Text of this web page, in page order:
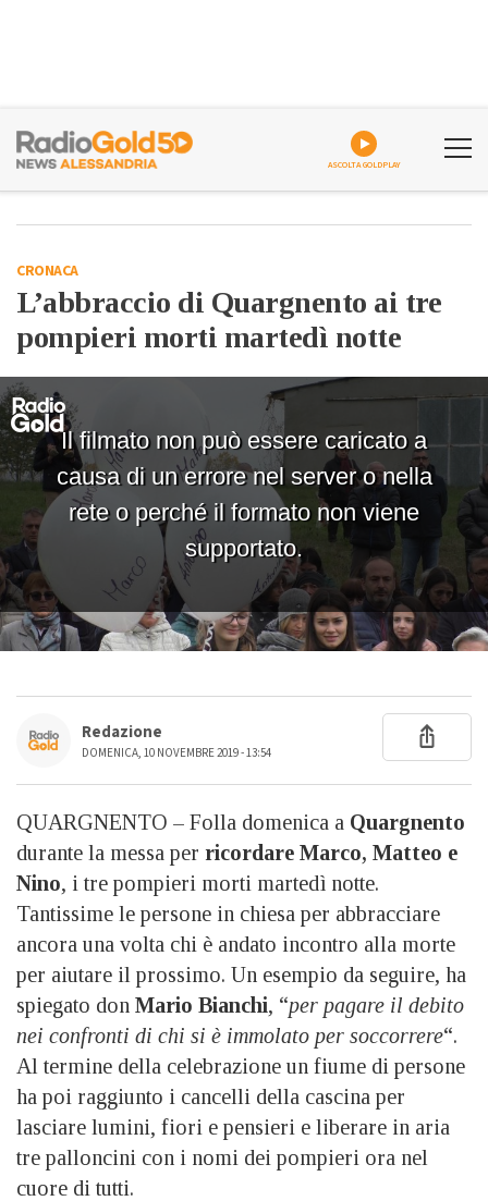
ASCOLTA GOLDPLAY
CRONACA
L’abbraccio di Quargnento ai tre
pompieri morti martedì notte
Redazione
DOMENICA, 10 NOVEMBRE 2019 - 13:54
QUARGNENTO – Folla domenica a Quargnento
durante la messa per ricordare Marco, Matteo e
Nino, i tre pompieri morti martedì notte.
Tantissime le persone in chiesa per abbracciare
ancora una volta chi è andato incontro alla morte
per aiutare il prossimo. Un esempio da seguire, ha
spiegato don Mario Bianchi, “per pagare il debito
nei confronti di chi si è immolato per soccorrere“.
Al termine della celebrazione un fiume di persone
ha poi raggiunto i cancelli della cascina per
lasciare lumini, fiori e pensieri e liberare in aria
tre palloncini con i nomi dei pompieri ora nel
cuore di tutti.